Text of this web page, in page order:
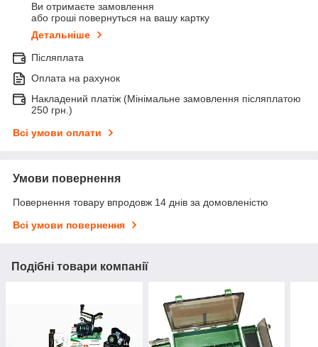
Ви отримаєте замовлення
або гроші повернуться на вашу картку
Детальніше
Післяплата
Оплата на рахунок
Накладений платіж (Мінімальне замовлення післяплатою
250 грн.)
Всі умови оплати
Умови повернення
Повернення товару впродовж 14 днів за домовленістю
Всі умови повернення
Подібні товари компанії